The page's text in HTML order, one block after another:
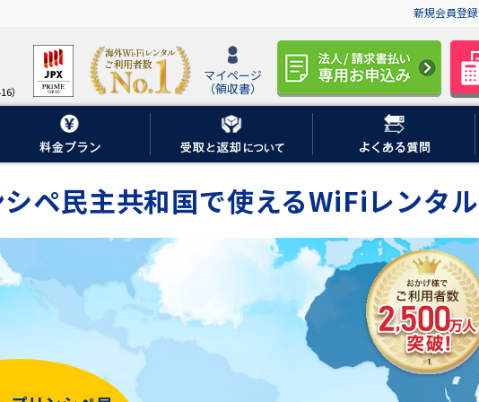
新規会員登録
）
マイページ
（領収書）
ペ民主共和国で使えるWiFiレンタル